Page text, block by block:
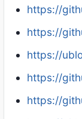
https://
https://
https://
https://
https://